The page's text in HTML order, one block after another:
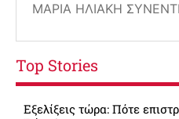
ΜΑΡΊΑ ΗΛΙΆΚΗ
Top Stories
Εξελίξεις τώρα: Πότε